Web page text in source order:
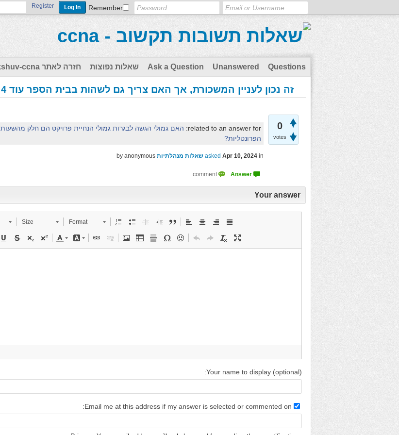
Remember
Register
Questions
Unanswered
Ask a Question שאלות נפוצות חזרה לאתר tikshuv-ccna
זה נכון לעניין המשכורת, אך האם צריך גם לשהות בבית הספר עוד 4 שעות?
0
votes
related to an answer for:
האם גמולי הגשה לבגרות גמולי הנחיית פרויקט הם חלק מהשעות
הפרונטליות?
asked Apr 10, 2024 in שאלות מנהלתיות by anonymous
Your answer
Size Format
Your name to display (optional):
Email me at this address if my answer is selected or commented on: